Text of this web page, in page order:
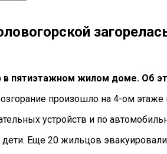
в пятиэтажном жилом доме. Об
произошло на 4-ом
устройств и по
дети. Еще 20 жильцов